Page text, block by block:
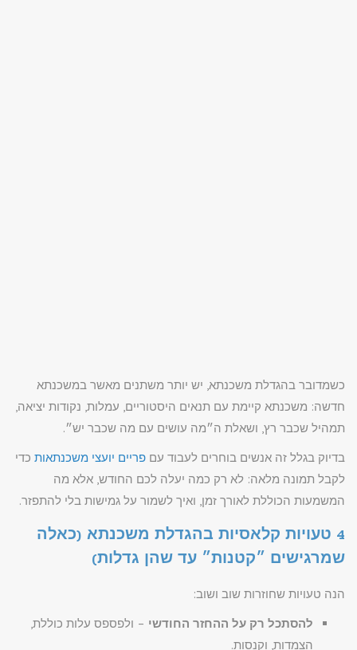
כשמדובר בהגדלת משכנתא, יש יותר משתנים מאשר במשכנתא
חדשה: משכנתא קיימת עם תנאים היסטוריים, עמלות, נקודות יציאה,
תמהיל שכבר רץ, ושאלת ה״מה עושים עם מה שכבר יש״.
בדיוק בגלל זה אנשים בוחרים לעבוד עם פריים יועצי משכנתאות כדי
לקבל תמונה מלאה: לא רק כמה יעלה לכם החודש, אלא מה
המשמעות הכוללת לאורך זמן, ואיך לשמור על גמישות בלי להתפזר.
4 טעויות קלאסיות בהגדלת משכנתא (כאלה
שמרגישים ״קטנות״ עד שהן גדלות)
הנה טעויות שחוזרות שוב ושוב:
להסתכל רק על ההחזר החודשי – ולפספס עלות כוללת,
הצמדות, וקנסות.